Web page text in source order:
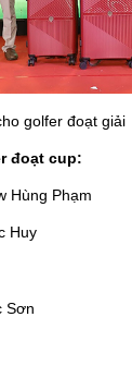
golfer đoạt giải
đoạt cup:
Hùng Phạm
Huy
Sơn